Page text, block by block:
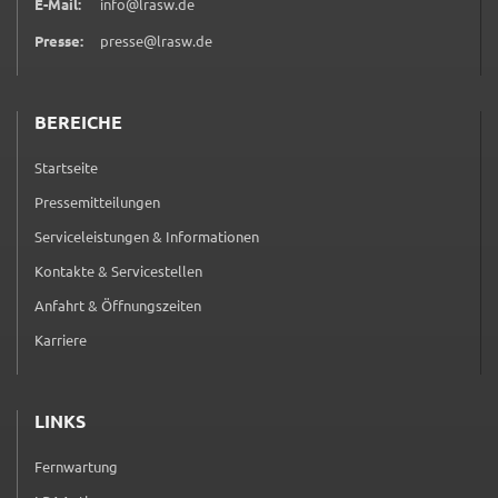
E-Mail:
info@lrasw.de
Presse:
presse@lrasw.de
BEREICHE
Startseite
Pressemitteilungen
Serviceleistungen & Informationen
Kontakte & Servicestellen
Anfahrt & Öffnungszeiten
Karriere
LINKS
Fernwartung
(externer Link, öffnet in neuem Tab)
YouTube
Einwilligung erweiterter Datenschutzmodus
Youtube Videos
Name:
Anbieter: